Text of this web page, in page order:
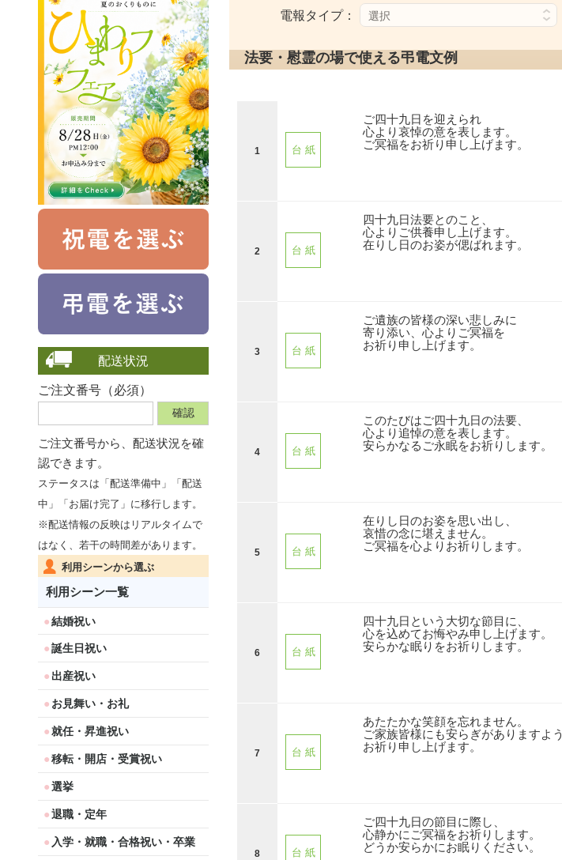
配送状況
ご注文番号（必須）
ご注文番号から、 配送状況を確
認できます。
ステータスは「配送準備中」「配送
中」「お届け完了」に移行します。
※配送情報の反映はリアルタイムで
はなく、若干の時間差があります。
利用シーンから選ぶ
利用シーン一覧
結婚祝い
誕生日祝い
出産祝い
お見舞い・お礼
就任・昇進祝い
移転・開店・受賞祝い
選挙
退職・定年
入学・就職・合格祝い・卒業
電報タイプ：
法要・慰霊の場で使える弔電文例
1 台 紙
ご四十九日を迎えられ
心より哀悼の意を表します。
ご冥福をお祈り申し上げます。
2 台 紙
四十九日法要とのこと、
心よりご供養申し上げます。
在りし日のお姿が偲ばれます。
3 台 紙
ご遺族の皆様の深い悲しみに
寄り添い、心よりご冥福を
お祈り申し上げます。
4 台 紙
このたびはご四十九日の法要、
心より追悼の意を表します。
安らかなるご永眠をお祈りします。
5 台 紙
在りし日のお姿を思い出し、
哀惜の念に堪えません。
ご冥福を心よりお祈りします。
6 台 紙
四十九日という大切な節目に、
心を込めてお悔やみ申し上げます。
安らかな眠りをお祈りします。
7 台 紙
あたたかな笑顔を忘れません。
ご家族皆様にも安らぎがありますよう
お祈り申し上げます。
8 台 紙
ご四十九日の節目に際し、
心静かにご冥福をお祈りします。
どうか安らかにお眠りください。